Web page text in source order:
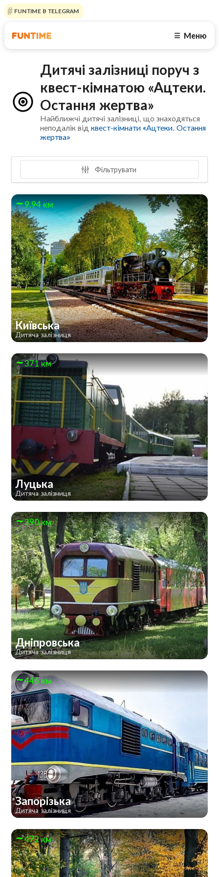
FUNTIME В TELEGRAM
☰ Меню
Дитячі залізниці поруч з
квест-кімнатою «Ацтеки.
Остання жертва»
Найближчі дитячі залізниці, що знаходяться
неподалік відквест-кімнати «Ацтеки. Остання
жертва»
Фільтрувати
9.94 км
Київська
Дитяча залізниця
371 км
Луцька
Дитяча залізниця
390 км
Дніпровська
Дитяча залізниця
446 км
Запорізька
Дитяча залізниця
472 км